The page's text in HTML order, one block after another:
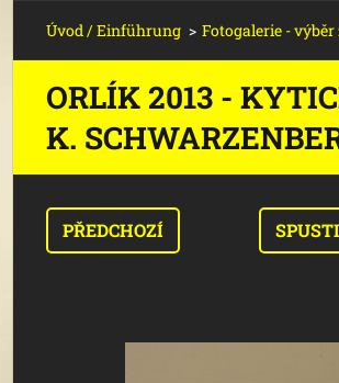
Úvod / Einführung > Fotogalerie - výběr
ORLÍK 2013 -
K.
PŘEDCHOZÍ